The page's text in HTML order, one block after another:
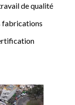
de qualité
fabrications